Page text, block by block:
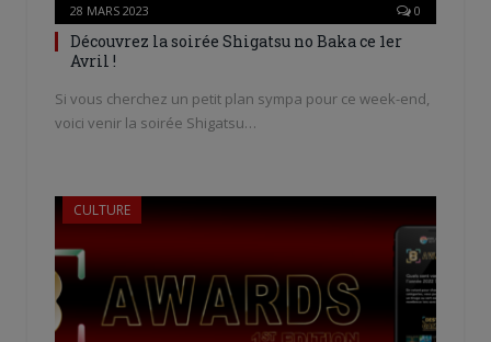
28 MARS 2023 0
Découvrez la soirée Shigatsu no Baka ce 1er
Avril !
Si vous cherchez un petit plan sympa pour ce week-end,
voici venir la soirée Shigatsu…
CULTURE